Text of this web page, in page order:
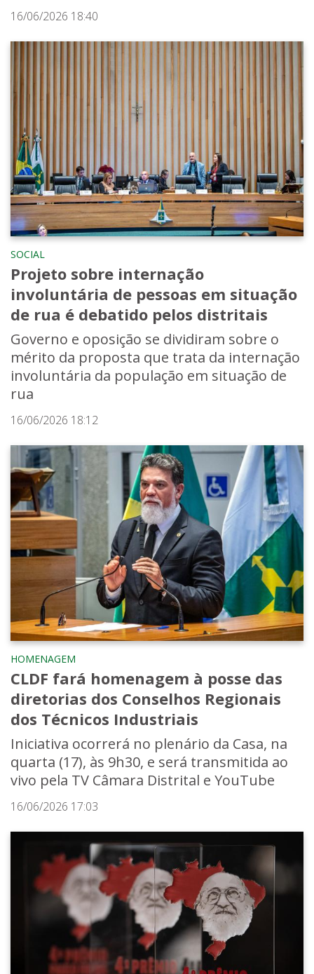
16/06/2026 18:40
SOCIAL
Projeto sobre internação
involuntária de pessoas em situação
de rua é debatido pelos distritais
Governo e oposição se dividiram sobre o
mérito da proposta que trata da internação
involuntária da população em situação de
rua
16/06/2026 18:12
HOMENAGEM
CLDF fará homenagem à posse das
diretorias dos Conselhos Regionais
dos Técnicos Industriais
Iniciativa ocorrerá no plenário da Casa, na
quarta (17), às 9h30, e será transmitida ao
vivo pela TV Câmara Distrital e YouTube
16/06/2026 17:03